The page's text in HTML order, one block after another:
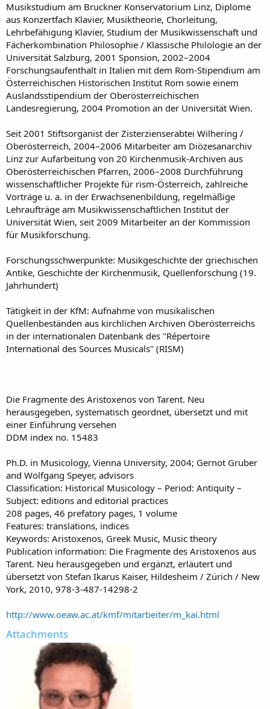
Musikstudium am Bruckner Konservatorium Linz, Diplome
aus Konzertfach Klavier, Musiktheorie, Chorleitung,
Lehrbefähigung Klavier, Studium der Musikwissenschaft und
Fächerkombination Philosophie / Klassische Philologie an der
Universität Salzburg, 2001 Sponsion, 2002–2004
Forschungsaufenthalt in Italien mit dem Rom-Stipendium am
Österreichischen Historischen Institut Rom sowie einem
Auslandsstipendium der Oberösterreichischen
Landesregierung, 2004 Promotion an der Universität Wien.
Seit 2001 Stiftsorganist der Zisterzienserabtei Wilhering /
Oberösterreich, 2004–2006 Mitarbeiter am Diözesanarchiv
Linz zur Aufarbeitung von 20 Kirchenmusik-Archiven aus
Oberösterreichischen Pfarren, 2006–2008 Durchführung
wissenschaftlicher Projekte für rism-Österreich, zahlreiche
Vorträge u. a. in der Erwachsenenbildung, regelmäßige
Lehraufträge am Musikwissenschaftlichen Institut der
Universität Wien, seit 2009 Mitarbeiter an der Kommission
für Musikforschung.
Forschungsschwerpunkte: Musikgeschichte der griechischen
Antike, Geschichte der Kirchenmusik, Quellenforschung (19.
Jahrhundert)
Tätigkeit in der KfM: Aufnahme von musikalischen
Quellenbeständen aus kirchlichen Archiven Oberösterreichs
in der internationalen Datenbank des "Répertoire
International des Sources Musicals" (RISM)
Die Fragmente des Aristoxenos von Tarent. Neu
herausgegeben, systematisch geordnet, übersetzt und mit
einer Einführung versehen
DDM index no. 15483
Ph.D. in Musicology, Vienna University, 2004; Gernot Gruber
and Wolfgang Speyer, advisors
Classification: Historical Musicology – Period: Antiquity –
Subject: editions and editorial practices
208 pages, 46 prefatory pages, 1 volume
Features: translations, indices
Keywords: Aristoxenos, Greek Music, Music theory
Publication information: Die Fragmente des Aristoxenos aus
Tarent. Neu herausgegeben und ergänzt, erläutert und
übersetzt von Stefan Ikarus Kaiser, Hildesheim / Zürich / New
York, 2010, 978-3-487-14298-2
http://www.oeaw.ac.at/kmf/mitarbeiter/m_kai.html
Attachments